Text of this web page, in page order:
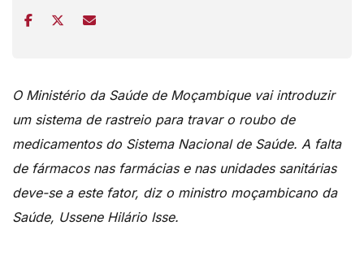
O Ministério da Saúde de Moçambique vai introduzir
um sistema de rastreio para travar o roubo de
medicamentos do Sistema Nacional de Saúde. A falta
de fármacos nas farmácias e nas unidades sanitárias
deve-se a este fator, diz o ministro moçambicano da
Saúde, Ussene Hilário Isse.